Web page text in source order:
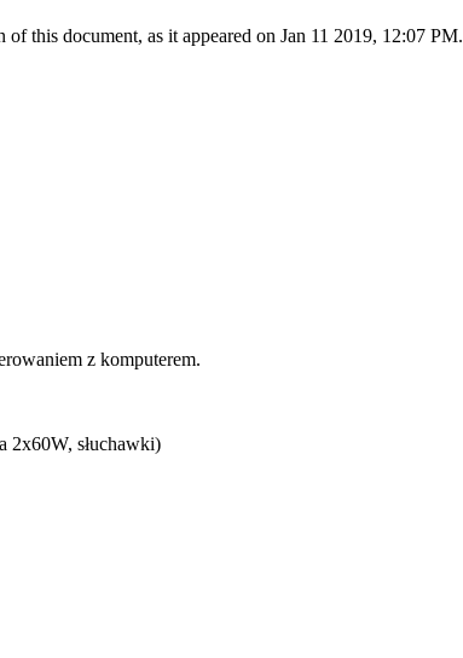
this document, as it appeared on Jan 11 2019, 12:07 PM.
z komputerem.
2x60W, słuchawki)